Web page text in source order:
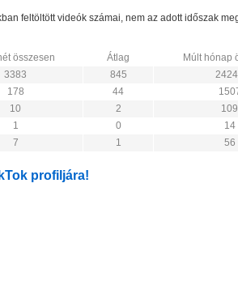
feltöltött videók számai, nem az adott időszak
összesen Átlag Múlt hónap
3383 845
178 44
10 2 109
1 0 14
7 1 56
profiljára!